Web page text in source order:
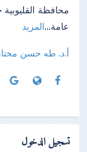
محافظة
عامة...المزيد
أ.د. طه حسن
تسجيل الدخول